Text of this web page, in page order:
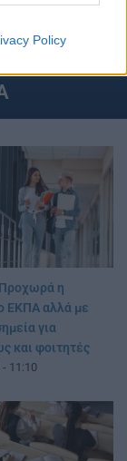
Policy
η
ΕΚΠΑ αλλά με
για
και φοιτητές
11:10